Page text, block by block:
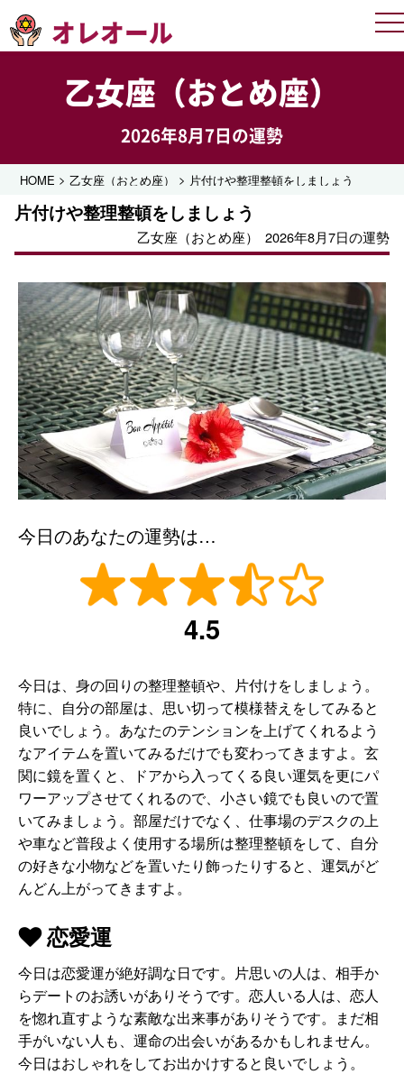
オレオール
乙女座（おとめ座）
2026年8月7日の運勢
HOME >乙女座（おとめ座） > 片付けや整理整頓をしましょう
片付けや整理整頓をしましょう
乙女座（おとめ座） 2026年8月7日の運勢
今日のあなたの運勢は…
4.5
今日は、身の回りの整理整頓や、片付けをしましょう。
特に、自分の部屋は、思い切って模様替えをしてみると
良いでしょう。あなたのテンションを上げてくれるよう
なアイテムを置いてみるだけでも変わってきますよ。玄
関に鏡を置くと、ドアから入ってくる良い運気を更にパ
ワーアップさせてくれるので、小さい鏡でも良いので置
いてみましょう。部屋だけでなく、仕事場のデスクの上
や車など普段よく使用する場所は整理整頓をして、自分
の好きな小物などを置いたり飾ったりすると、運気がど
んどん上がってきますよ。
恋愛運
今日は恋愛運が絶好調な日です。片思いの人は、相手か
らデートのお誘いがありそうです。恋人いる人は、恋人
を惚れ直すような素敵な出来事がありそうです。まだ相
手がいない人も、運命の出会いがあるかもしれません。
今日はおしゃれをしてお出かけすると良いでしょう。